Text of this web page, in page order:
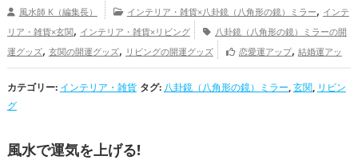
風水師 K（編集長） インテリア・雑貨×八卦鏡（八角形の鏡）ミラー, インテ
リア・雑貨×玄関, インテリア・雑貨×リビング
八卦鏡（八角形の鏡）ミラーの開
運グッズ, 玄関の開運グッズ, リビングの開運グッズ 恋愛運アップ, 結婚運アッ
プ,家庭運・家族運アップ,総合運・全体運アップ
カテゴリー: インテリア・雑貨 タグ: 八卦鏡（八角形の鏡）ミラー,玄関, リビン
グ
風水で運気を上げる!